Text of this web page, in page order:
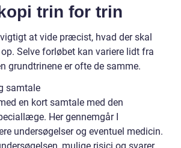
trin for trin
at vide præcist, hvad der skal
Selve forløbet kan variere lidt fra
grundtrinene er ofte de samme.
samtale
en kort samtale med den
Her gennemgår I
undersøgelser og eventuel medicin.